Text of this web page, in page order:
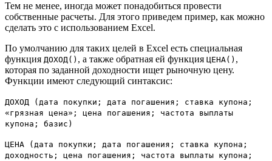
Тем не менее, иногда может понадобиться провести
собственные расчеты. Для этого приведем пример, как можно
сделать это с использованием Excel.
По умолчанию для таких целей в Excel есть специальная
функция ДОХОД() , а также обратная ей функция ЦЕНА() ,
которая по заданной доходности ищет рыночную цену.
Функции имеют следующий синтаксис:
ДОХОД (дата покупки; дата погашения; ставка купона;
«грязная цена»; цена погашения; частота выплаты
купона; базис)
ЦЕНА (дата покупки; дата погашения; ставка купона;
доходность; цена погашения; частота выплаты купона;